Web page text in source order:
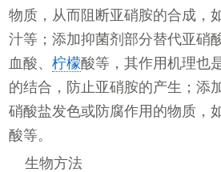
物质，从而阻断亚硝胺的合成，
汁等；添加抑菌剂部分替代亚硝
血酸、柠檬酸等，其作用机理也
的结合，防止亚硝胺的产生；添
硝酸盐发色或防腐作用的物质，
酸等。
生物方法